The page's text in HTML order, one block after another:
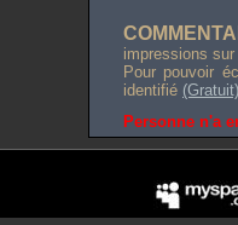
impressions
Pour pouvoir
identifié
Personne n'a